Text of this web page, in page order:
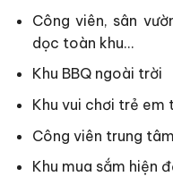
Công viên, sân
dọc toàn khu…
Khu BBQ ngoài trời
Khu vui chơi trẻ em
Công viên trung tâm
Khu mua sắm hiện